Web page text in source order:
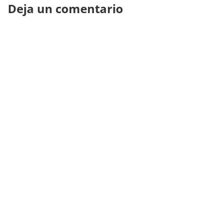
Deja un comentario